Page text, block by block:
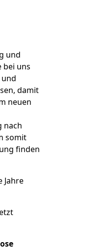
und
bei uns
und
damit
neuen
nach
somit
finden
Jahre